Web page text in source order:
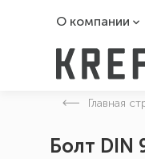
О компании
О компании
Главная
Болт DIN